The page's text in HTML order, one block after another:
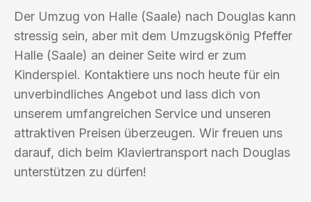
Der Umzug von Halle (Saale) nach Douglas kann
stressig sein, aber mit dem Umzugskönig Pfeffer
Halle (Saale) an deiner Seite wird er zum
Kinderspiel. Kontaktiere uns noch heute für ein
unverbindliches Angebot und lass dich von
unserem umfangreichen Service und unseren
attraktiven Preisen überzeugen. Wir freuen uns
darauf, dich beim Klaviertransport nach Douglas
unterstützen zu dürfen!